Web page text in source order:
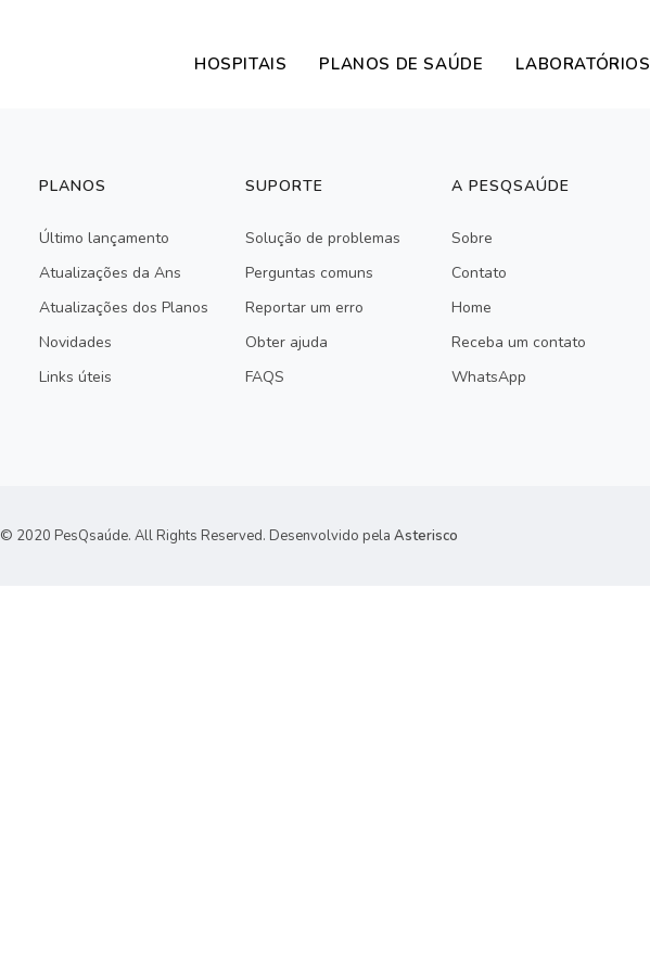
HOSPITAIS PLANOS DE SAÚDE LABORATÓRIOS
PLANOS
Último lançamento
Atualizações da Ans
Atualizações dos Planos
Novidades
Links úteis
SUPORTE
Solução de problemas
Perguntas comuns
Reportar um erro
Obter ajuda
FAQS
A PESQSAÚDE
Sobre
Contato
Home
Receba um contato
WhatsApp
© 2020 PesQsaúde. All Rights Reserved. Desenvolvido pela Asterisco